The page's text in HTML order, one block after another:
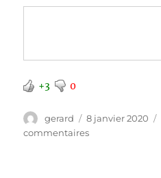
+3 0
Auteur
gerard
Publié
le
8 janvier 2020
commentairessur